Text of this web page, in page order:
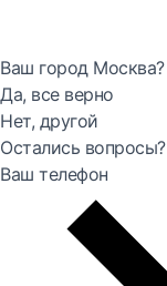
Ваш город Москва?
Да, все верно
Нет, другой
Остались вопросы?
Ваш телефон